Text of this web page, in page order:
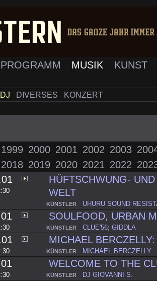
PROGRAMM MUSIK KUNST
DJ DIVERSES KONZERT
1999 2000 2001 2002 2003
2018 2019 2020 2021 2022
HÜFTSCHWUNG-
WELT
KÜNSTLER UHURU SOUND
SOULFOOD, URBAN
KÜNSTLER CLUE'56; GIDDLA
MICHAEL
KÜNSTLER MICHAEL BERCZELLY
WELCOME TO THE
KÜNSTLER DJ GIOVANNI S.